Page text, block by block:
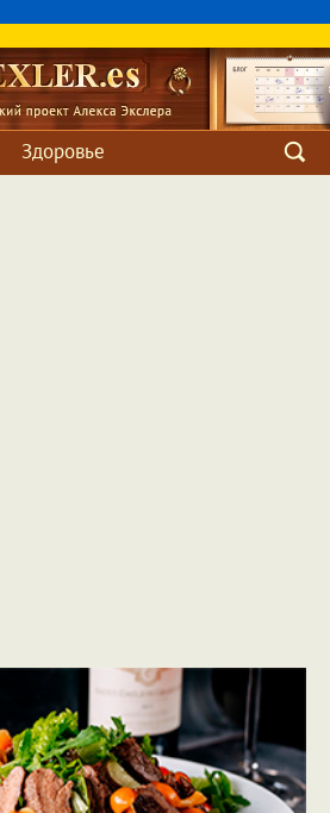
Здоровье